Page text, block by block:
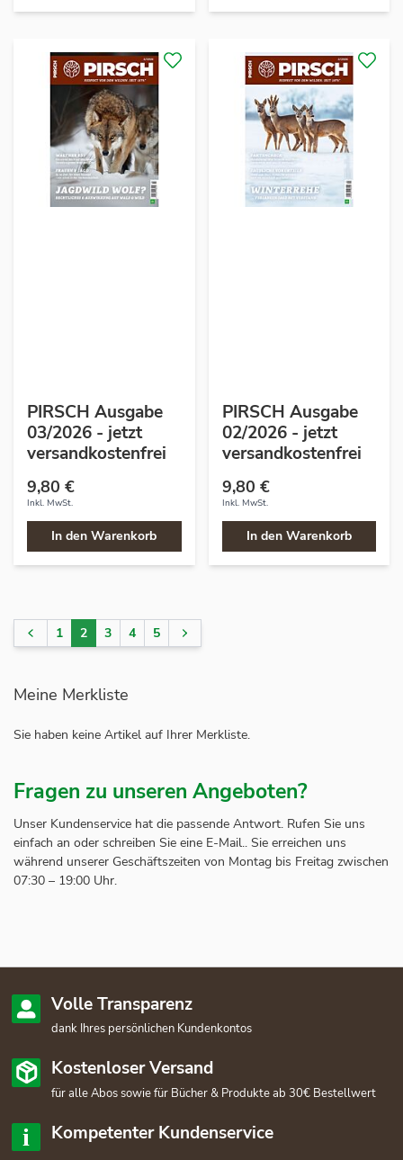
PIRSCH Ausgabe
03/2026 - jetzt
versandkostenfrei
9,80 €
Inkl. MwSt.
In den Warenkorb
PIRSCH Ausgabe
02/2026 - jetzt
versandkostenfrei
9,80 €
Inkl. MwSt.
In den Warenkorb
Seite Seite
1 Sie lesen gerade Seite
2 Seite
3 Seite
4 Seite
5 Seite
Meine Merkliste
Sie haben keine Artikel auf Ihrer Merkliste.
Fragen zu unseren Angeboten?
Unser Kundenservice hat die passende Antwort. Rufen Sie uns
einfach an oder schreiben Sie eine E-Mail.. Sie erreichen uns
während unserer Geschäftszeiten von Montag bis Freitag zwischen
07:30 – 19:00 Uhr.
Volle Transparenz
dank Ihres persönlichen Kundenkontos
Kostenloser Versand
für alle Abos sowie für Bücher & Produkte ab 30€ Bestellwert
Kompetenter Kundenservice